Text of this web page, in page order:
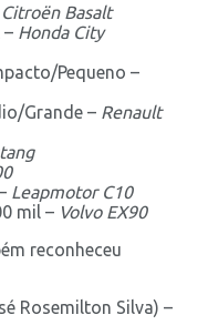
Citroën Basalt
– Honda City
Pequeno –
Grande – Renault
Leapmotor C10
mil – Volvo EX90
reconheceu
Rosemilton Silva) –